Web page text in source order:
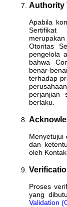
Authority
Apabila
Sertifikat
Otoritas
pengelola
bahwa
benar-
terhadap
perjanjian
berlaku.
Menyetujui
dan
oleh
Proses
yang
Validation